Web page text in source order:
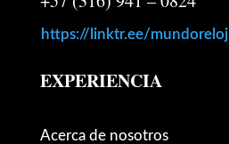
https://linktr.ee/mundoreloj
EXPERIENCIA
Acerca de nosotros